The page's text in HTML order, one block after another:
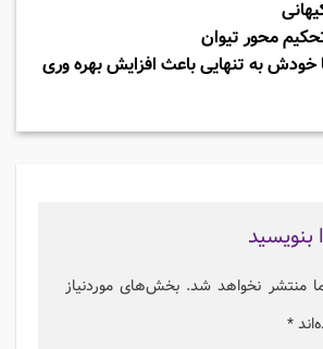
محور تیوان
به تنهایی باعث افزایش بهره وری
بنویسید
منتشر نخواهد شد. بخش‌های موردنیاز
*